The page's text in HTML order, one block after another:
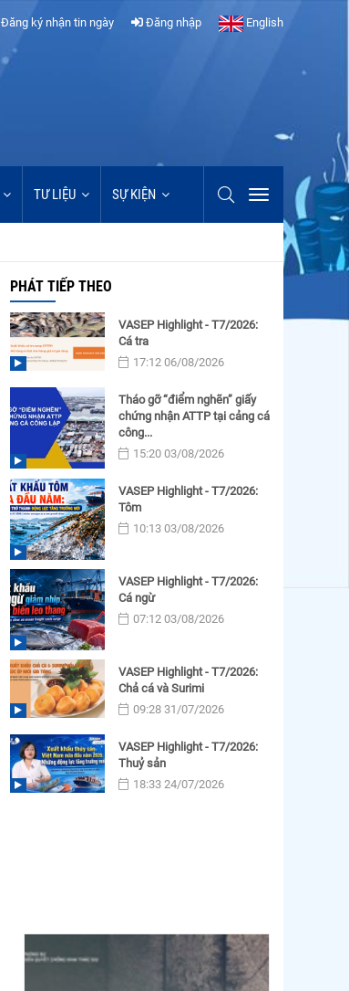
Đăng ký nhận tin ngày Đăng nhập English
TƯ LIỆU SỰ KIỆN
PHÁT TIẾP THEO
VASEP Highlight - T7/2026:
Cá tra
17:12 06/08/2026
Tháo gỡ “điểm nghẽn” giấy
chứng nhận ATTP tại cảng cá
công...
15:20 03/08/2026
VASEP Highlight - T7/2026:
Tôm
10:13 03/08/2026
VASEP Highlight - T7/2026:
Cá ngừ
07:12 03/08/2026
VASEP Highlight - T7/2026:
Chả cá và Surimi
09:28 31/07/2026
VASEP Highlight - T7/2026:
Thuỷ sản
18:33 24/07/2026